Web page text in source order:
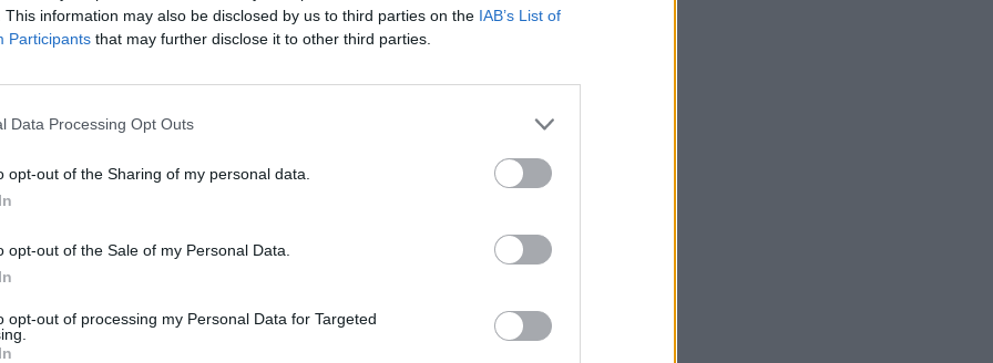
This information may also be disclosed by us to third parties on the IAB’s List of
Participants that may further disclose it to other third parties.
Data Processing Opt Outs
opt-out of the Sharing of my personal data.
opt-out of the Sale of my Personal Data.
opt-out of processing my Personal Data for Targeted
(Calle Fuente Morales), joka sijaitsee lähellä Plaza de Españaa. Monet
eli guanchejen muumioita ja pääkalloja.
yhteensä, ja sen museot ovat taidegallerioiden johdolla saaren parhaita.
ja viimeistä huutoa arkkitehtuuriltaan oleva Auditorio de
ovat nekin hyviä shoppailukatuja, etenkin Calle Pilar ja Calle San Jose.
Candelaria -aukiolla suuria myymälöitä. Täällä on myös pienempiä putiikkeja.
siestan aikoihin kierrellä.